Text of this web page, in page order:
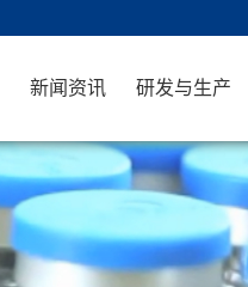
新闻资讯 研发与生产